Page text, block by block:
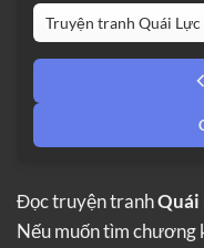
Đọc truyện tranhQuái
Nếu muốn tìm chương